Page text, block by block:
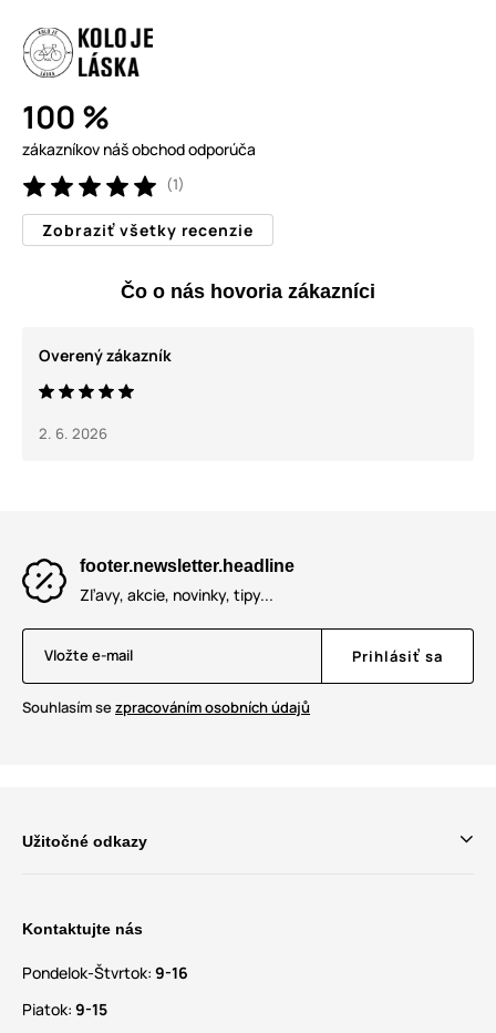
100 %
zákazníkov náš obchod odporúča
(1)
Zobraziť všetky recenzie
Čo o nás hovoria zákazníci
Overený zákazník
2. 6. 2026
footer.newsletter.headline
Zľavy, akcie, novinky, tipy...
Vložte e-mail Prihlásiť sa
Souhlasím sezpracováním osobních údajů
Užitočné odkazy
Kontaktujte nás
Pondelok-Štvrtok: 9-16
Piatok: 9-15